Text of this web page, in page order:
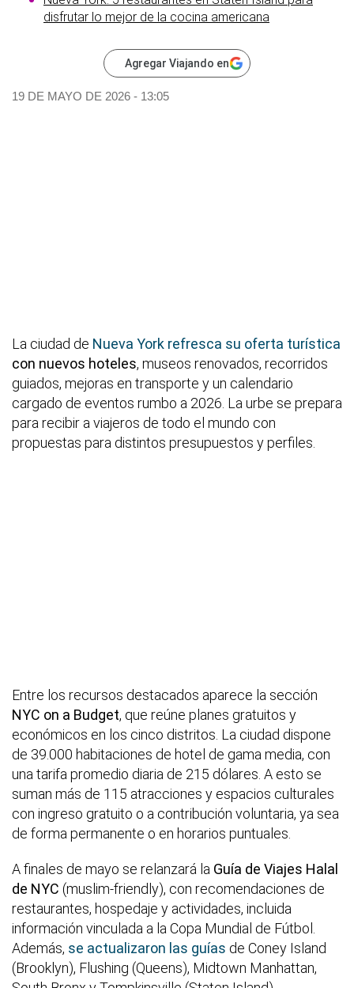
disfrutar lo mejor de la cocina americana
Agregar Viajando en
19 DE MAYO DE 2026 - 13:05
La ciudad de Nueva York refresca su oferta turística
con nuevos hoteles, museos renovados, recorridos
guiados, mejoras en transporte y un calendario
cargado de eventos rumbo a 2026. La urbe se prepara
para recibir a viajeros de todo el mundo con
propuestas para distintos presupuestos y perfiles.
Entre los recursos destacados aparece la sección
NYC on a Budget, que reúne planes gratuitos y
económicos en los cinco distritos. La ciudad dispone
de 39.000 habitaciones de hotel de gama media, con
una tarifa promedio diaria de 215 dólares. A esto se
suman más de 115 atracciones y espacios culturales
con ingreso gratuito o a contribución voluntaria, ya sea
de forma permanente o en horarios puntuales.
A finales de mayo se relanzará la Guía de Viajes Halal
de NYC (muslim-friendly), con recomendaciones de
restaurantes, hospedaje y actividades, incluida
información vinculada a la Copa Mundial de Fútbol.
Además, se actualizaron las guías de Coney Island
(Brooklyn), Flushing (Queens), Midtown Manhattan,